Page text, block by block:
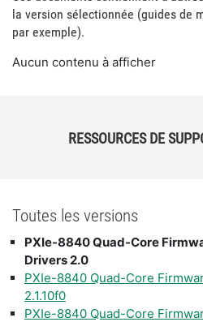
la version sélectionnée (guides de
par exemple).
Aucun contenu à afficher
RESSOURCES DE
Toutes les versions
PXIe-8840 Quad-Core
Drivers 2.0
PXIe-8840 Quad-Core
2.1.10f0
PXIe-8840 Quad-Core